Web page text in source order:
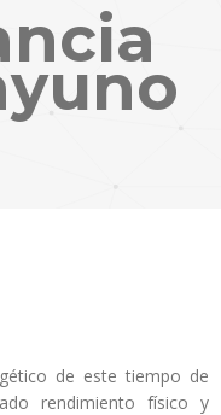
de este tiempo de
rendimiento físico y